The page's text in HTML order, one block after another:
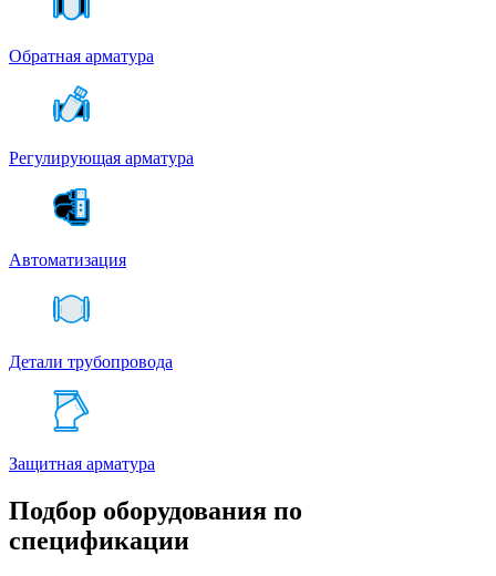
Обратная арматура
Регулирующая арматура
Автоматизация
Детали трубопровода
Защитная арматура
Подбор оборудования по
спецификации